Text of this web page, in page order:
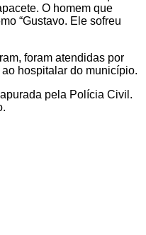
O homem que
“Gustavo. Ele sofreu
foram atendidas por
hospitalar do município.
pela Polícia Civil.